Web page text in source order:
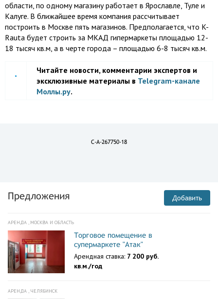
области, по одному магазину работает в Ярославле, Туле и
Калуге. В ближайшее время компания рассчитывает
построить в Москве пять магазинов. Предполагается, что K-
Rauta будет строить за МКАД гипермаркеты площадью 12-
18 тысяч кв.м, а в черте города – площадью 6-8 тысяч кв.м.
Читайте новости, комментарии экспертов и
эксклюзивные материалы в Telegram-канале
Моллы.ру.
C-A-267750-18
Предложения Добавить
АРЕНДА , МОСКВА И ОБЛАСТЬ
Торговое помещение в
супермаркете "Атак"
Арендная ставка: 7 200 руб.
кв.м./год
АРЕНДА , ЧЕЛЯБИНСК